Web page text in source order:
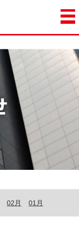
02月 01月